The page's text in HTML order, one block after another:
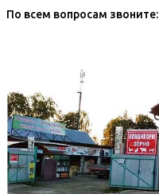
По всем вопросам звоните: